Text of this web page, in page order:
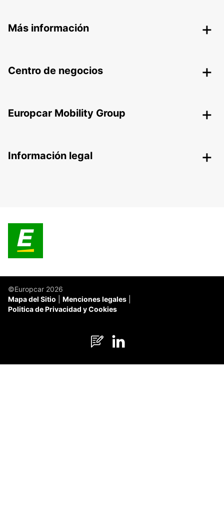
Más información
Centro de negocios
Europcar Mobility Group
Información legal
©Europcar 2026
Mapa del Sitio
Menciones legales
Politica de Privacidad y Cookies